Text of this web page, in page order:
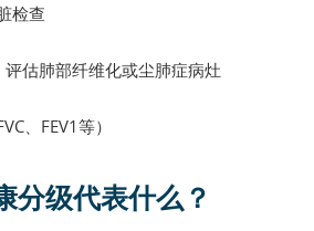
检查
评估肺部纤维化或尘肺症病灶
、FEV1等）
分级代表什么？